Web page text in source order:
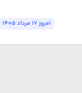
امروز ١٧ مرداد ١٤٠٥